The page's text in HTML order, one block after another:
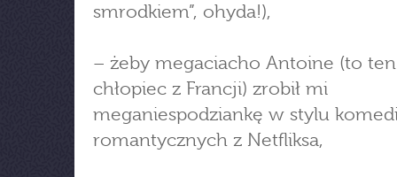
smrodkiem”, ohyda!),
– żeby megaciacho Antoine (to ten
chłopiec z Francji) zrobił mi
meganiespodziankę w stylu
romantycznych z Netfliksa,